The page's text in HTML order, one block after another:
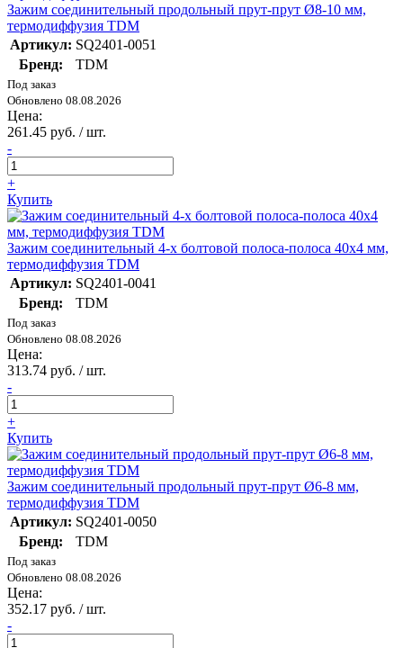
Зажим соединительный продольный прут-прут Ø8-10 мм,
термодиффузия TDM
Артикул: SQ2401-0051
Бренд:
TDM
Под заказ
Обновлено 08.08.2026
Цена:
261.45 руб. / шт.
-
+
Купить
Зажим соединительный 4-х болтовой полоса-полоса 40х4 мм,
термодиффузия TDM
Артикул: SQ2401-0041
Бренд:
TDM
Под заказ
Обновлено 08.08.2026
Цена:
313.74 руб. / шт.
-
+
Купить
Зажим соединительный продольный прут-прут Ø6-8 мм,
термодиффузия TDM
Артикул: SQ2401-0050
Бренд:
TDM
Под заказ
Обновлено 08.08.2026
Цена:
352.17 руб. / шт.
-